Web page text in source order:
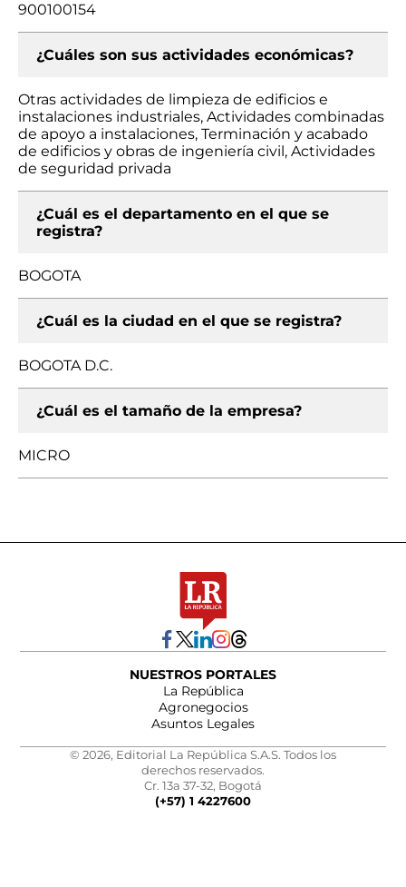
900100154
¿Cuáles son sus actividades económicas?
Otras actividades de limpieza de edificios e
instalaciones industriales, Actividades combinadas
de apoyo a instalaciones, Terminación y acabado
de edificios y obras de ingeniería civil, Actividades
de seguridad privada
¿Cuál es el departamento en el que se
registra?
BOGOTA
¿Cuál es la ciudad en el que se registra?
BOGOTA D.C.
¿Cuál es el tamaño de la empresa?
MICRO
NUESTROS PORTALES
La República
Agronegocios
Asuntos Legales
© 2026, Editorial La República S.A.S. Todos los
derechos reservados.
Cr. 13a 37-32, Bogotá
(+57) 1 4227600